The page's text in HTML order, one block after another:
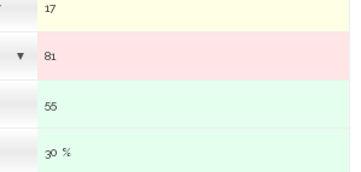
17
81
55
30 %